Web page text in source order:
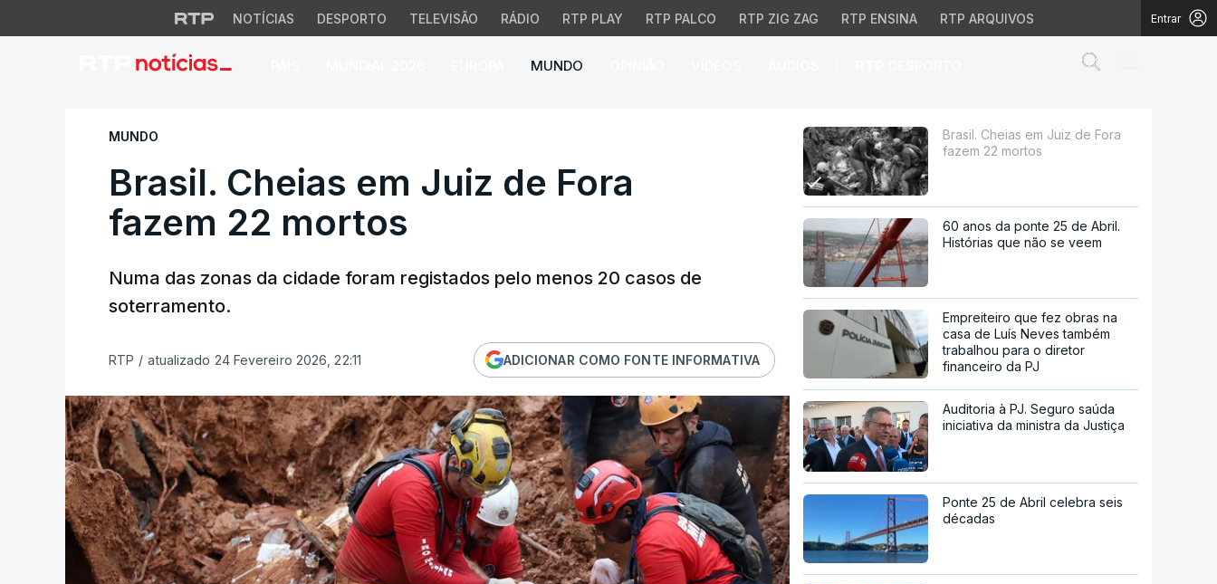
NOTÍCIAS DESPORTO TELEVISÃO RÁDIO RTP PLAY RTP PALCO RTP ZIG ZAG RTP ENSINA RTP ARQUIVOS Entrar
MUNDO
Brasil. Cheias em Juiz de Fora fazem 22 mortos
MUNDO
Brasil. Cheias em Juiz de Fora
fazem 22 mortos
Numa das zonas da cidade foram registados pelo menos 20 casos de
soterramento.
RTP / atualizado 24 Fevereiro 2026, 22:11 ADICIONAR COMO FONTE INFORMATIVA
Brasil. Cheias em Juiz de Fora
fazem 22 mortos
60 anos da ponte 25 de Abril.
Histórias que não se veem
Empreiteiro que fez obras na
casa de Luís Neves também
trabalhou para o diretor
financeiro da PJ
Auditoria à PJ. Seguro saúda
iniciativa da ministra da Justiça
Ponte 25 de Abril celebra seis
décadas